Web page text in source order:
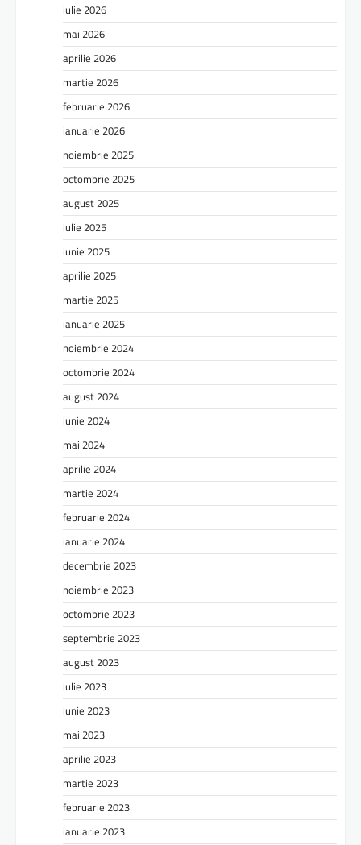
iulie 2026
mai 2026
aprilie 2026
martie 2026
februarie 2026
ianuarie 2026
noiembrie 2025
octombrie 2025
august 2025
iulie 2025
iunie 2025
aprilie 2025
martie 2025
ianuarie 2025
noiembrie 2024
octombrie 2024
august 2024
iunie 2024
mai 2024
aprilie 2024
martie 2024
februarie 2024
ianuarie 2024
decembrie 2023
noiembrie 2023
octombrie 2023
septembrie 2023
august 2023
iulie 2023
iunie 2023
mai 2023
aprilie 2023
martie 2023
februarie 2023
ianuarie 2023